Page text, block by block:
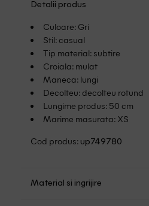
Detalii produs
Culoare: Gri
Stil: casual
Tip material: subtire
Croiala: mulat
Maneca: lungi
Decolteu: decolteu rotund
Lungime produs: 50 cm
Marime masurata: XS
Cod produs: up749780
Material si ingrijire